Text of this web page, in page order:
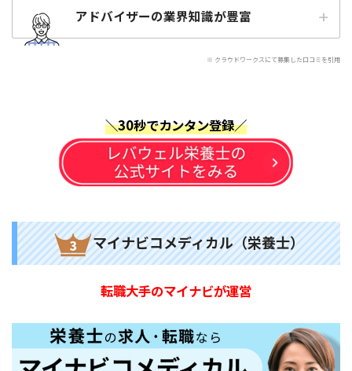
アドバイザーの業界知識が豊富
※ クラウドワークスにて募集した口コミを引用
＼30秒でカンタン登録／
マイナビコメディカル（栄養士）
転職大手のマイナビが運営